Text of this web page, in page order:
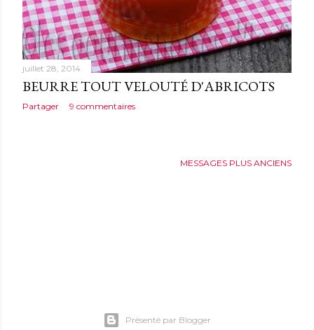
juillet 28, 2014
BEURRE TOUT VELOUTÉ D'ABRICOTS
Partager 9 commentaires
MESSAGES PLUS ANCIENS
Présenté par Blogger